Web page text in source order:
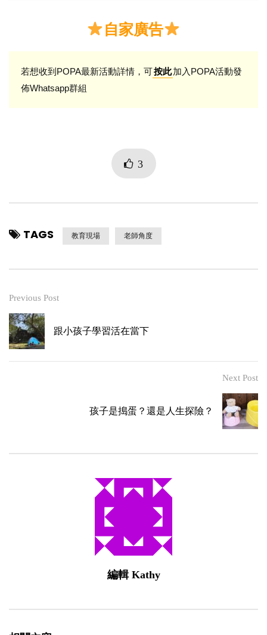
自家廣告
若想收到POPA最新活動詳情，可按此加入POPA活動發
佈Whatsapp群組
3
TAGS 教育現場 老師角度
Previous Post
跟小孩子學習活在當下
Next Post
孩子是搗蛋？還是人生探險？
編輯 Kathy